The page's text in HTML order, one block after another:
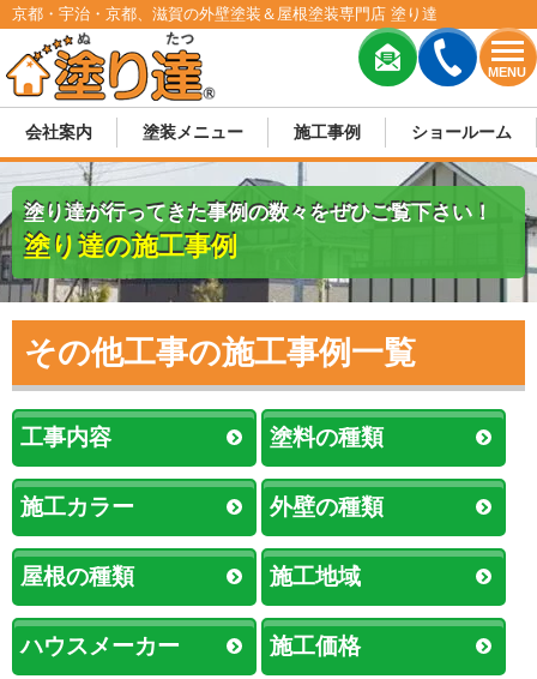
MENU
京都・宇治・京都、滋賀の外壁塗装＆屋根塗装専門店 塗り達
会社案内 塗装メニュー 施工事例 ショールーム
塗り達が行ってきた事例の数々をぜひご覧下さい！
塗り達の施工事例
その他工事の施工事例一覧
工事内容 塗料の種類
施工カラー 外壁の種類
屋根の種類 施工地域
ハウスメーカー 施工価格